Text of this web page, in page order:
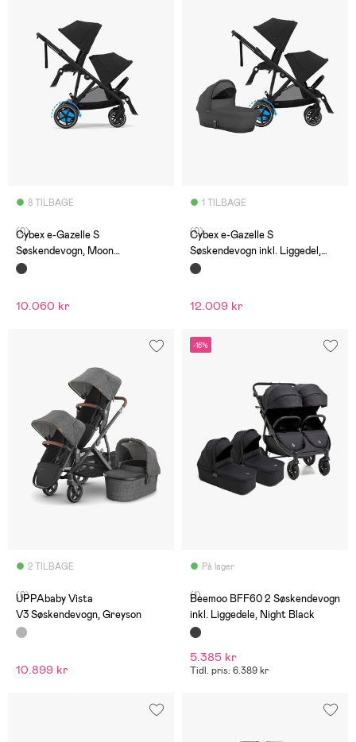
8 TILBAGE
(0)
Cybex e-Gazelle S
Søskendevogn, Moon
Black/Black
10.060 kr
1 TILBAGE
(0)
Cybex e-Gazelle S
Søskendevogn inkl. Liggedel,
Moon Black/Black
12.009 kr
2 TILBAGE
(0)
UPPAbaby Vista
V3 Søskendevogn, Greyson
10.899 kr
-16%
På lager
(1)
Beemoo BFF60 2 Søskendevogn
inkl. Liggedele, Night Black
5.385 kr
Tidl. pris: 6.389 kr